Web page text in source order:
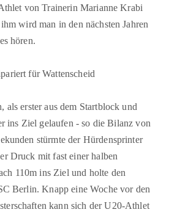
von Trainerin Marianne Krabi
wird man in den nächsten Jahren
hören.
für Wattenscheid
als erster aus dem Startblock und
ins Ziel gelaufen - so die Bilanz von
stürmte der Hürdensprinter
Druck mit fast einer halben
110m ins Ziel und holte den
Berlin. Knapp eine Woche vor den
kann sich der U20-Athlet